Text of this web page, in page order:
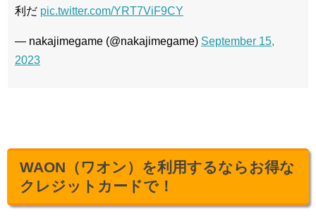
利だ pic.twitter.com/YRT7ViF9CY
— nakajimegame (@nakajimegame) September 15,
2023
WAON（ワオン）を利用するならお得な
クレジットカードで！